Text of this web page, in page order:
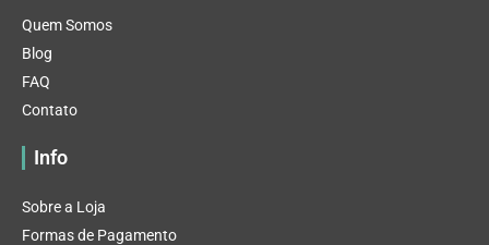
Quem Somos
Blog
FAQ
Contato
Info
Sobre a Loja
Formas de Pagamento